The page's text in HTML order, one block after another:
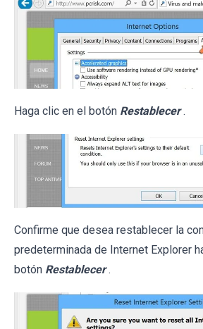
Haga clic en el botón Restablecer .
Confirme que desea restablecer la
predeterminada de Internet Explorer
botón Restablecer .